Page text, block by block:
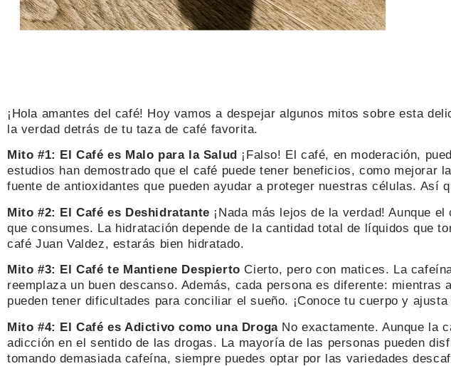
¡Hola amantes del café! Hoy vamos a despejar algunos mitos sobre esta
la verdad detrás de tu taza de café favorita.
Mito #1: El Café es Malo para la Salud ¡Falso! El café, en moderación,
estudios han demostrado que el café puede tener beneficios, como mejorar
fuente de antioxidantes que pueden ayudar a proteger nuestras células. Así
Mito #2: El Café es Deshidratante ¡Nada más lejos de la verdad! Aunque
que consumes. La hidratación depende de la cantidad total de líquidos que
café Juan Valdez, estarás bien hidratado.
Mito #3: El Café te Mantiene Despierto Cierto, pero con matices. La
reemplaza un buen descanso. Además, cada persona es diferente:
pueden tener dificultades para conciliar el sueño. ¡Conoce tu cuerpo y
Mito #4: El Café es Adictivo como una DrogaNo exactamente. Aunque la
adicción en el sentido de las drogas. La mayoría de las personas pueden
tomando demasiada cafeína, siempre puedes optar por las variedades